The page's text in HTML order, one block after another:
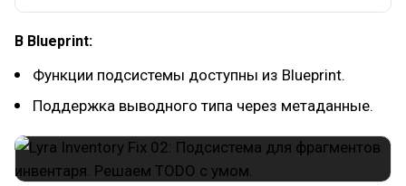
В Blueprint:
Функции подсистемы доступны из Blueprint.
Поддержка выводного типа через метаданные.